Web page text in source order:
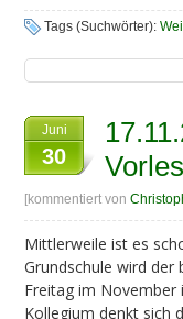
Tags (Suchwörter):
Juni
30
[kommentiert von
Mittlerweile ist es
Grundschule wird
Freitag im November
Kollegium denkt sich